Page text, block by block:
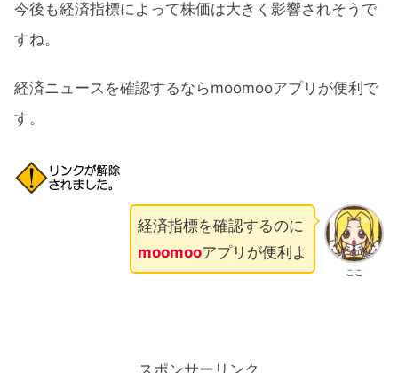
今後も経済指標によって株価は大きく影響されそうで
すね。
経済ニュースを確認するならmoomooアプリが便利で
す。
ここ
経済指標を確認するのに
moomooアプリが便利よ
スポンサーリンク